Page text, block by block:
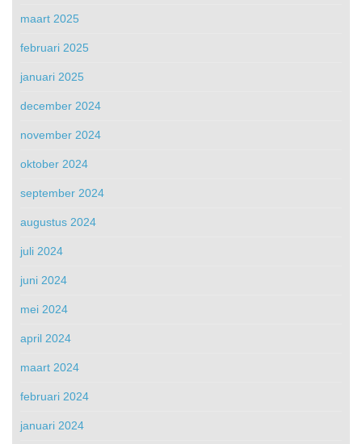
maart 2025
februari 2025
januari 2025
december 2024
november 2024
oktober 2024
september 2024
augustus 2024
juli 2024
juni 2024
mei 2024
april 2024
maart 2024
februari 2024
januari 2024